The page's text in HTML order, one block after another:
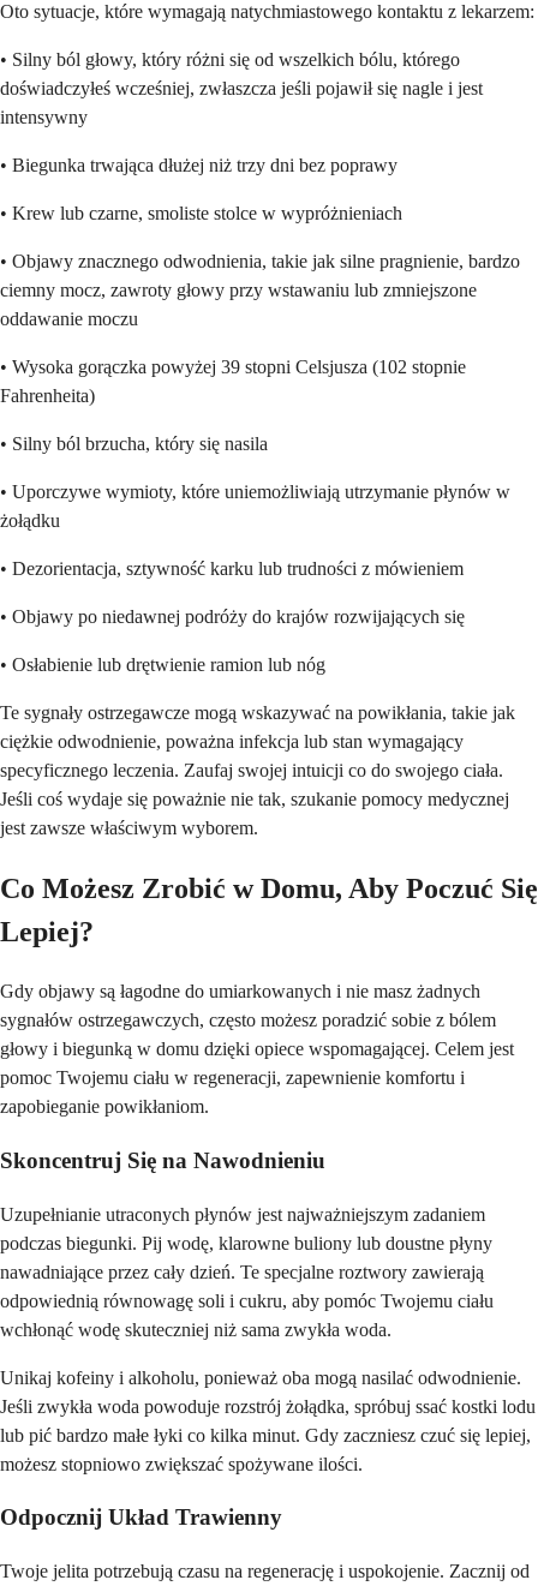
Oto sytuacje, które wymagają natychmiastowego kontaktu z lekarzem:
• Silny ból głowy, który różni się od wszelkich bólu, którego
doświadczyłeś wcześniej, zwłaszcza jeśli pojawił się nagle i jest
intensywny
• Biegunka trwająca dłużej niż trzy dni bez poprawy
• Krew lub czarne, smoliste stolce w wypróżnieniach
• Objawy znacznego odwodnienia, takie jak silne pragnienie, bardzo
ciemny mocz, zawroty głowy przy wstawaniu lub zmniejszone
oddawanie moczu
• Wysoka gorączka powyżej 39 stopni Celsjusza (102 stopnie
Fahrenheita)
• Silny ból brzucha, który się nasila
• Uporczywe wymioty, które uniemożliwiają utrzymanie płynów w
żołądku
• Dezorientacja, sztywność karku lub trudności z mówieniem
• Objawy po niedawnej podróży do krajów rozwijających się
• Osłabienie lub drętwienie ramion lub nóg
Te sygnały ostrzegawcze mogą wskazywać na powikłania, takie jak
ciężkie odwodnienie, poważna infekcja lub stan wymagający
specyficznego leczenia. Zaufaj swojej intuicji co do swojego ciała.
Jeśli coś wydaje się poważnie nie tak, szukanie pomocy medycznej
jest zawsze właściwym wyborem.
Co Możesz Zrobić w Domu, Aby Poczuć Się
Lepiej?
Gdy objawy są łagodne do umiarkowanych i nie masz żadnych
sygnałów ostrzegawczych, często możesz poradzić sobie z bólem
głowy i biegunką w domu dzięki opiece wspomagającej. Celem jest
pomoc Twojemu ciału w regeneracji, zapewnienie komfortu i
zapobieganie powikłaniom.
Skoncentruj Się na Nawodnieniu
Uzupełnianie utraconych płynów jest najważniejszym zadaniem
podczas biegunki. Pij wodę, klarowne buliony lub doustne płyny
nawadniające przez cały dzień. Te specjalne roztwory zawierają
odpowiednią równowagę soli i cukru, aby pomóc Twojemu ciału
wchłonąć wodę skuteczniej niż sama zwykła woda.
Unikaj kofeiny i alkoholu, ponieważ oba mogą nasilać odwodnienie.
Jeśli zwykła woda powoduje rozstrój żołądka, spróbuj ssać kostki lodu
lub pić bardzo małe łyki co kilka minut. Gdy zaczniesz czuć się lepiej,
możesz stopniowo zwiększać spożywane ilości.
Odpocznij Układ Trawienny
Twoje jelita potrzebują czasu na regenerację i uspokojenie. Zacznij od